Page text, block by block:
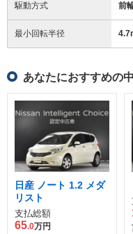
駆動方式 前
最小回転半径 4.7
あなたにおすすめの
日産 ノート 1.2 メダ
リスト
支払総額
65.0万円